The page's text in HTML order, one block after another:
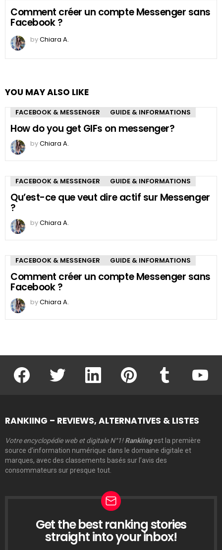
Comment créer un compte Messenger sans
Facebook ?
byChiara A.
YOU MAY ALSO LIKE
FACEBOOK & MESSENGER GUIDE & INFORMATIONS
How do you get GIFs on messenger?
byChiara A.
FACEBOOK & MESSENGER GUIDE & INFORMATIONS
Qu’est-ce que veut dire actif sur Messenger
?
byChiara A.
FACEBOOK & MESSENGER GUIDE & INFORMATIONS
Comment créer un compte Messenger sans
Facebook ?
byChiara A.
facebook twitter linkedin pinterest
RANKIING – REVIEWS, ALTERNATIVES & LISTES
Votre encyclopédie web et digitale N°1! Rankiingest la première
source d’information numérique dans le domaine digitale et
marques, avec des classements basés sur l’avis des
consommateurs sur presque tout.
LETTRE
D’INFORMATION
Get the best ranking stories
straight into your inbox!